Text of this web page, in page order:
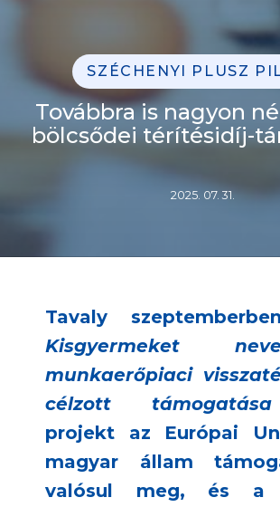
SZÉCHENYI PLUSZ
Továbbra is nagyon
bölcsődei térítésidíj-
2025. 07. 31.
Tavaly
Kisgyermeket
munkaerőpiaci
célzott támogatása
projekt az Európai
magyar állam
valósul meg, és a